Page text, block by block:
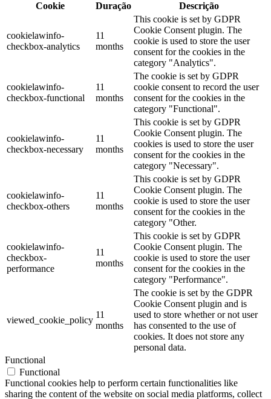
Cookie
Duração Descrição
cookielawinfo-
checkbox-analytics
11
months
This cookie is set by GDPR
Cookie Consent plugin. The
cookie is used to store the user
consent for the cookies in the
category "Analytics".
cookielawinfo-
checkbox-functional
11
months
The cookie is set by GDPR
cookie consent to record the user
consent for the cookies in the
category "Functional".
cookielawinfo-
checkbox-necessary
11
months
This cookie is set by GDPR
Cookie Consent plugin. The
cookies is used to store the user
consent for the cookies in the
category "Necessary".
cookielawinfo-
checkbox-others
11
months
This cookie is set by GDPR
Cookie Consent plugin. The
cookie is used to store the user
consent for the cookies in the
category "Other.
cookielawinfo-
checkbox-
performance
11
months
This cookie is set by GDPR
Cookie Consent plugin. The
cookie is used to store the user
consent for the cookies in the
category "Performance".
viewed_cookie_policy
11
months
The cookie is set by the GDPR
Cookie Consent plugin and is
used to store whether or not user
has consented to the use of
cookies. It does not store any
personal data.
Functional
Functional
Functional cookies help to perform certain functionalities like
sharing the content of the website on social media platforms, collect